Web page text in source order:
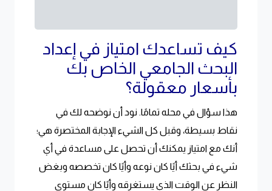
كيف تساعدك امتياز في إعداد
البحث الجامعي الخاص بك
بأسعار معقولة؟
هذا سؤال في محله تمامًا. نود أن نوضحه لك في
نقاط بسيطة، وقبل كل الشيء الإجابة المختصرة هي؛
أنك مع امتياز يمكنك أن تحصل على مساعدة في أي
شيء في بحثك أيًا كان نوعه وأيًا كان تخصصه وبغض
النظر عن الوقت الذي يستغرقه وأيًا كان مستوى